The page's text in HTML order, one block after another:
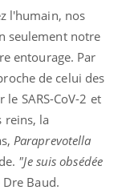
l'humain, nos
seulement notre
entourage. Par
de celui des
SARS-CoV-2 et
reins, la
Paraprevotella
"Je suis obsédée
Baud.